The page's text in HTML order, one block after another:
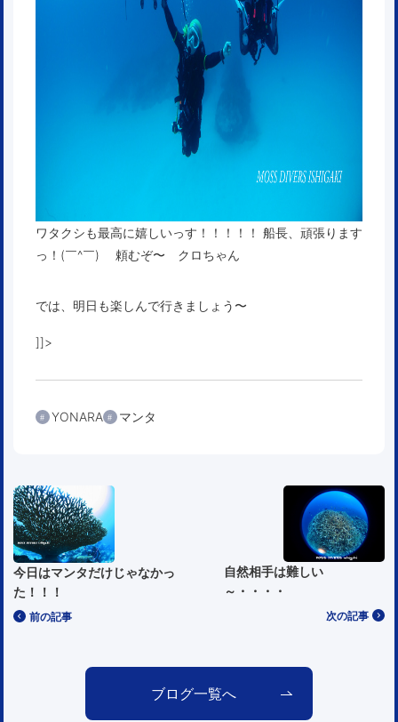
ワタクシも最高に嬉しいっす！！！！！ 船長、頑張ります
っ！(￣^￣)ゞ 頼むぞ〜 クロちゃん
では、明日も楽しんで行きましょう〜
]]>
YONARA マンタ
前の記事
今日はマンタだけじゃなかっ
た！！！
次の記事
自然相手は難しい
～・・・・
ブログ一覧へ